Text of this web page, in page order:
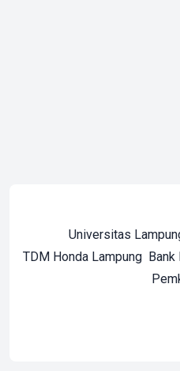
Universitas
TDM Honda Lampung Bank